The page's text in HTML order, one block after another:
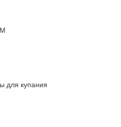
для купания